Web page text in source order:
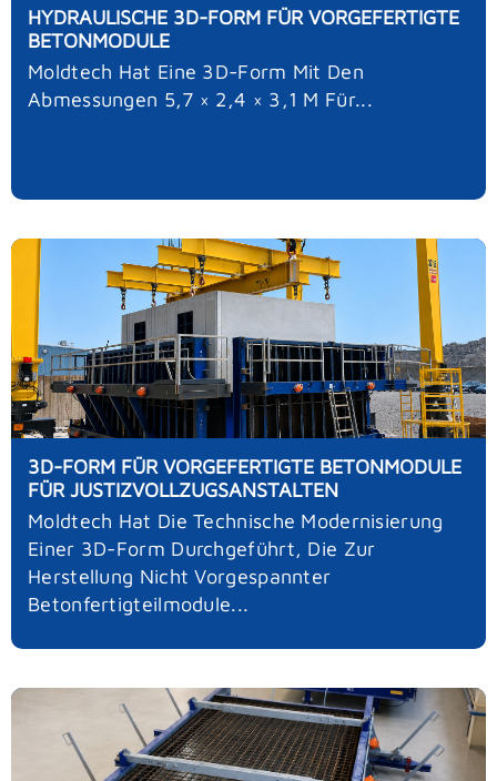
HYDRAULISCHE 3D-FORM FÜR VORGEFERTIGTE
BETONMODULE
Moldtech Hat Eine 3D-Form Mit Den
Abmessungen 5,7 × 2,4 × 3,1 M Für...
3D-FORM FÜR VORGEFERTIGTE BETONMODULE
FÜR JUSTIZVOLLZUGSANSTALTEN
Moldtech Hat Die Technische Modernisierung
Einer 3D-Form Durchgeführt, Die Zur
Herstellung Nicht Vorgespannter
Betonfertigteilmodule...